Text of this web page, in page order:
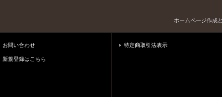
ホームページ作成
お問い合わせ
新規登録はこちら
特定商取引法表示